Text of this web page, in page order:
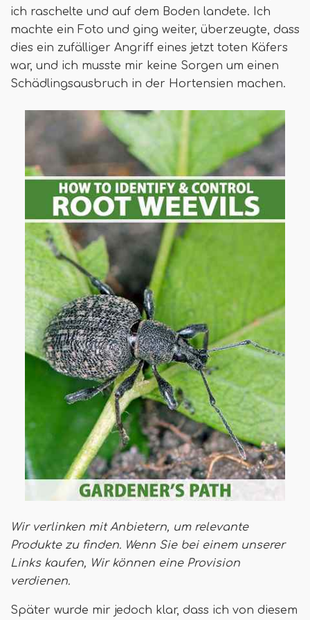
ich raschelte und auf dem Boden landete. Ich
machte ein Foto und ging weiter, überzeugte, dass
dies ein zufälliger Angriff eines jetzt toten Käfers
war, und ich musste mir keine Sorgen um einen
Schädlingsausbruch in der Hortensien machen.
Wir verlinken mit Anbietern, um relevante
Produkte zu finden. Wenn Sie bei einem unserer
Links kaufen, Wir können eine Provision
verdienen.
Später wurde mir jedoch klar, dass ich von diesem